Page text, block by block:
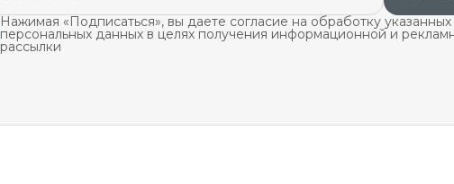
Нажимая «Подписаться», вы даете согласие на обработку указанных
персональных данных в целях получения информационной и
рассылки